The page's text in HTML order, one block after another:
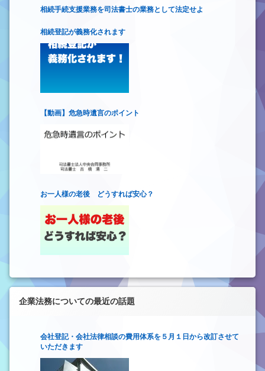
相続手続支援業務を司法書士の業務として法定せよ
相続登記が義務化されます
【動画】危急時遺言のポイント
お一人様の老後 どうすれば安心？
企業法務についての最近の話題
会社登記・会社法律相談の費用体系を５月１日から改訂させて
いただきます